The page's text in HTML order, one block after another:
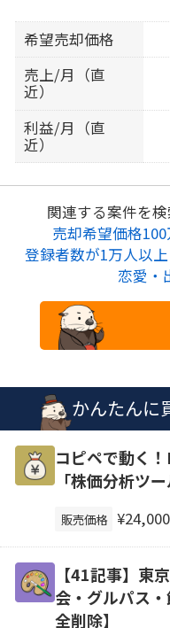
希望売却価格
売上/月（直
近）
利益/月（直
近）
関連する案件を検
売却希望価格
登録者数が1万人以上
恋愛・
かんたんに
コピペで動く
「株価分析ツ
販売価格 ¥24,000
【41記事】東
会・グルパス
全削除】